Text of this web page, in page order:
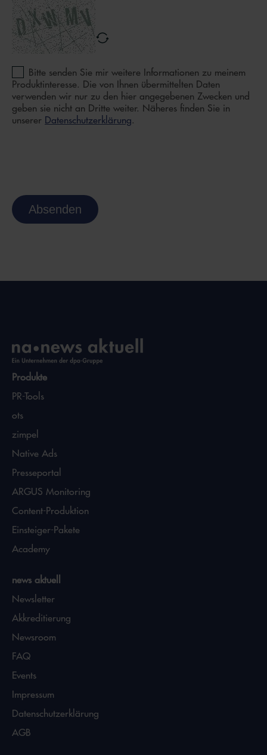
Bitte senden Sie mir weitere Informationen zu meinem
Produktinteresse. Die von Ihnen übermittelten Daten
verwenden wir nur zu den hier angegebenen Zwecken und
geben sie nicht an Dritte weiter. Näheres finden Sie in
unserer Datenschutzerklärung.
Absenden
Produkte
PR-Tools
ots
zimpel
Native Ads
Presseportal
ARGUS Monitoring
Content-Produktion
Einsteiger-Pakete
Academy
news aktuell
Newsletter
Akkreditierung
Newsroom
FAQ
Events
Impressum
Datenschutzerklärung
AGB